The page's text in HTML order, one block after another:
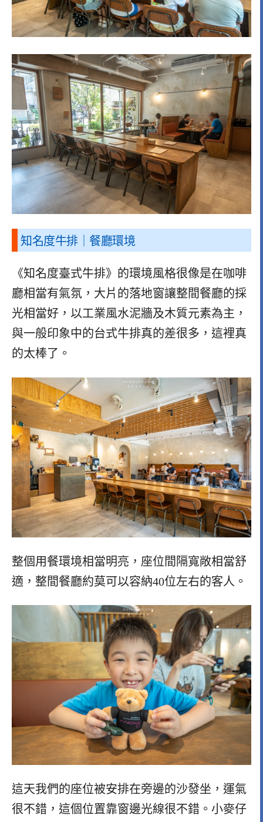
知名度牛排｜餐廳環境
《知名度臺式牛排》的環境風格很像是在咖啡
廳相當有氣氛，大片的落地窗讓整間餐廳的採
光相當好，以工業風水泥牆及木質元素為主，
與一般印象中的台式牛排真的差很多，這裡真
的太棒了。
整個用餐環境相當明亮，座位間隔寬敞相當舒
適，整間餐廳約莫可以容納40位左右的客人。
這天我們的座位被安排在旁邊的沙發坐，運氣
很不錯，這個位置靠窗邊光線很不錯。小麥仔